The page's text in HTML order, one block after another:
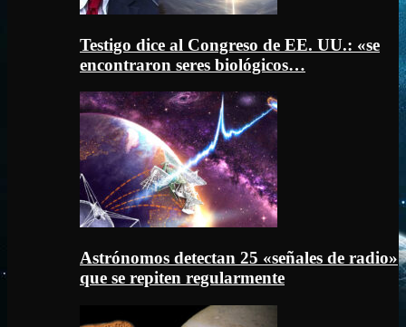
Testigo dice al Congreso de EE. UU.: «se
encontraron seres biológicos…
Astrónomos detectan 25 «señales de radio»
que se repiten regularmente